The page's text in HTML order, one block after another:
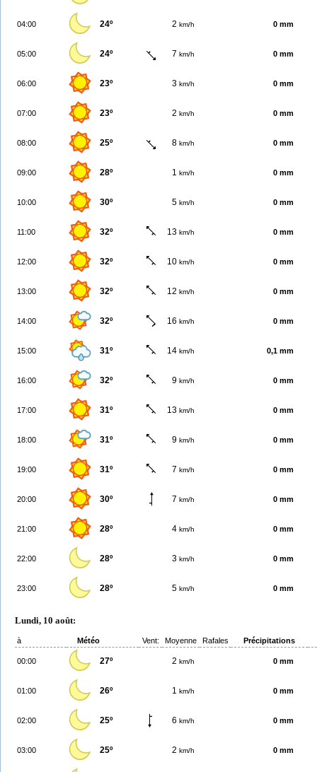
04:00 24º 2 km/h 0 mm
05:00 24º 7 km/h 0 mm
06:00 23º 3 km/h 0 mm
07:00 23º 2 km/h 0 mm
08:00 25º 8 km/h 0 mm
09:00 28º 1 km/h 0 mm
10:00 30º 5 km/h 0 mm
11:00 32º 13 km/h 0 mm
12:00 32º 10 km/h 0 mm
13:00 32º 12 km/h 0 mm
14:00 32º 16 km/h 0 mm
15:00 31º 14 km/h 0,1 mm
16:00 32º 9 km/h 0 mm
17:00 31º 13 km/h 0 mm
18:00 31º 9 km/h 0 mm
19:00 31º 7 km/h 0 mm
20:00 30º 7 km/h 0 mm
21:00 28º 4 km/h 0 mm
22:00 28º 3 km/h 0 mm
23:00 28º 5 km/h 0 mm
Lundi, 10 août:
à Météo Vent: Moyenne Rafales Précipitations
00:00 27º 2 km/h 0 mm
01:00 26º 1 km/h 0 mm
02:00 25º 6 km/h 0 mm
03:00 25º 2 km/h 0 mm